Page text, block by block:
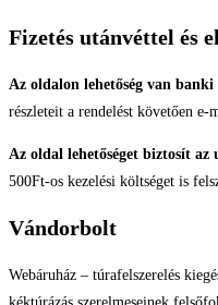
Fizetés utánvéttel és
Az oldalon lehetőség van
részleteit a rendelést követően e-
Az oldal lehetőséget biztosít az
500Ft-os kezelési költséget is
Vándorbolt
Webáruház – túrafelszerelés